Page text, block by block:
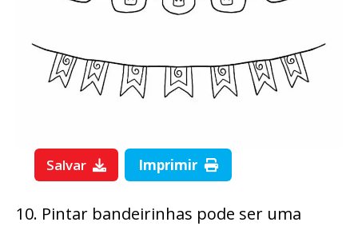
Salvar Imprimir
10. Pintar bandeirinhas pode ser uma